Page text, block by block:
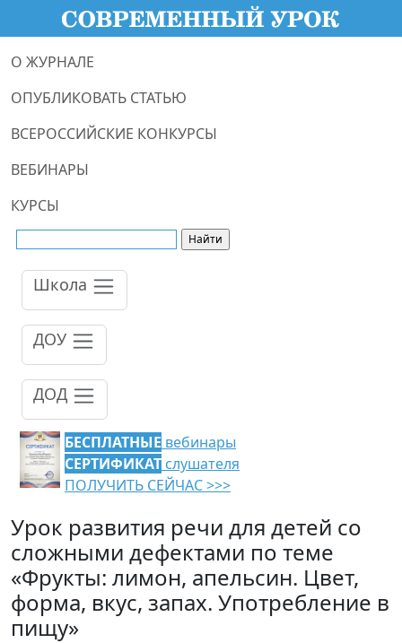
О ЖУРНАЛЕ
ОПУБЛИКОВАТЬ СТАТЬЮ
ВСЕРОССИЙСКИЕ КОНКУРСЫ
ВЕБИНАРЫ
КУРСЫ
Школа
ДОУ
ДОД
БЕСПЛАТНЫЕ вебинары
СЕРТИФИКАТ слушателя
ПОЛУЧИТЬ СЕЙЧАС >>>
Урок развития речи для детей со
сложными дефектами по теме
«Фрукты: лимон, апельсин. Цвет,
форма, вкус, запах. Употребление в
пищу»